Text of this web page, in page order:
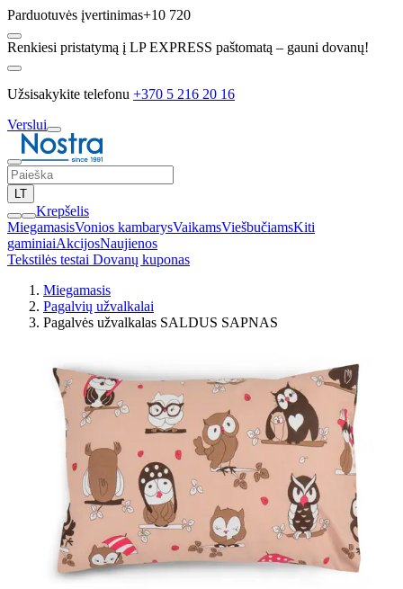
Parduotuvės įvertinimas+10 720
Renkiesi pristatymą į LP EXPRESS paštomatą – gauni dovanų!
Užsisakykite telefonu +370 5 216 20 16
Verslui
LT
Krepšelis
MiegamasisVonios kambarysVaikamsViešbučiamsKiti
gaminiaiAkcijosNaujienos
Tekstilės testai Dovanų kuponas
Miegamasis
Pagalvių užvalkalai
Pagalvės užvalkalas SALDUS SAPNAS